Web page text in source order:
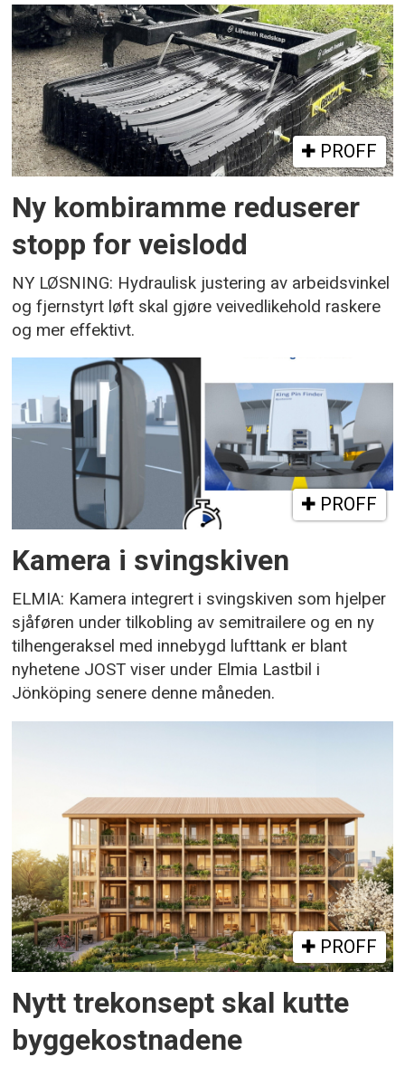
PROFF
Ny kombiramme reduserer
stopp for veislodd
NY LØSNING: Hydraulisk justering av arbeidsvinkel
og fjernstyrt løft skal gjøre veivedlikehold raskere
og mer effektivt.
PROFF
Kamera i svingskiven
ELMIA: Kamera integrert i svingskiven som hjelper
sjåføren under tilkobling av semitrailere og en ny
tilhengeraksel med innebygd lufttank er blant
nyhetene JOST viser under Elmia Lastbil i
Jönköping senere denne måneden.
PROFF
Nytt trekonsept skal kutte
byggekostnadene